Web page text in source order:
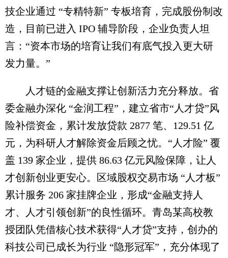
技企业通过 “专精特新” 专板培育，完成股份制改
造，目前已进入 IPO 辅导阶段，企业负责人坦
言：“资本市场的培育让我们有底气投入更大研
发力量。”
人才链的金融支撑让创新活力充分释放。省
委金融办深化 “金润工程”，建立省市“人才贷”风
险补偿资金，累计发放贷款 2877 笔、129.51 亿
元，为科研人才解除资金后顾之忧。“人才险” 覆
盖 139 家企业，提供 86.63 亿元风险保障，让人
才创新创业更安心。区域股权交易市场 “人才板”
累计服务 206 家挂牌企业，形成“金融支持人
才、人才引领创新”的良性循环。青岛某高校教
授团队凭借核心技术获得“人才贷”支持，创办的
科技公司已成长为行业 “隐形冠军”，充分体现了